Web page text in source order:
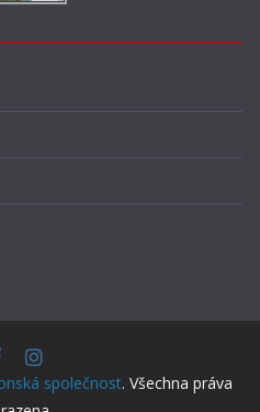
společnost. Všechna práva